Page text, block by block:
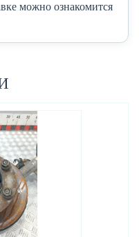
можно ознакомится